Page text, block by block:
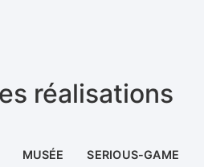
réalisations
MUSÉE SERIOUS-GAME